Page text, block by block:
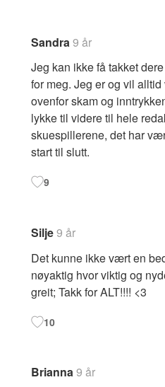
Sandra9 år
Jeg kan ikke få takket
for meg. Jeg er og vil
ovenfor skam og
lykke til videre til hele
skuespillerene, det har
start til slutt.
9
Silje9 år
Det kunne ikke vært en
nøyaktig hvor viktig og
greit; Takk for ALT!!!! <3
10
Brianna9 år